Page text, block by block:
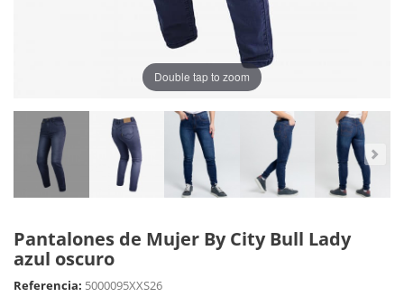
Double tap to zoom
Pantalones de Mujer By City Bull Lady
azul oscuro
Referencia: 5000095XXS26